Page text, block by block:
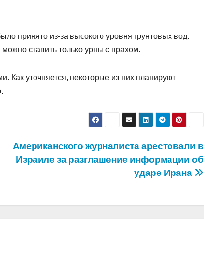
принято из-за высокого уровня грунтовых вод.
ставить только урны с прахом.
Как уточняется, некоторые из них планируют
Американского журналиста арестовали в
Израиле за разглашение информации об
ударе Ирана